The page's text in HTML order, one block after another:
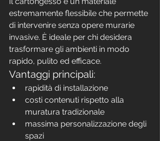
estremamente flessibile che permette
di intervenire senza opere murarie
invasive. È ideale per chi desidera
trasformare gli ambienti in modo
rapido, pulito ed efficace.
Vantaggi principali:
rapidità di installazione
costi contenuti rispetto alla
muratura tradizionale
massima personalizzazione degli
spazi